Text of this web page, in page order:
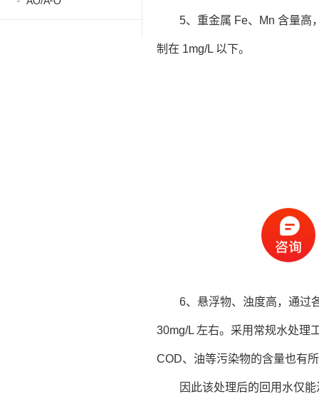
5、重金属 Fe、Mn 含量高
制在 1mg/L 以下。
6、悬浮物、浊度高，通过
30mg/L 左右。采用常规水处理
COD、油等污染物的含量也有
因此该处理后的回用水仅